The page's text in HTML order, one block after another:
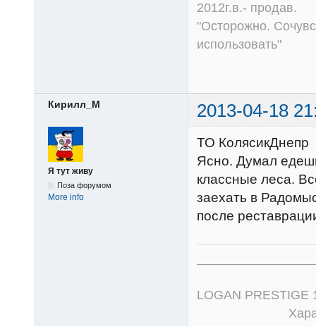
2012г.в.- продав.
"Осторожно.
использовать"
Кирилл_М 2013-04-18
Я тут живу
Поза форумом
More info
ТО КолясикДнепр
Ясно. Думал
классные леса.
заехать в
после
LOGAN PRESTIGE
Характер